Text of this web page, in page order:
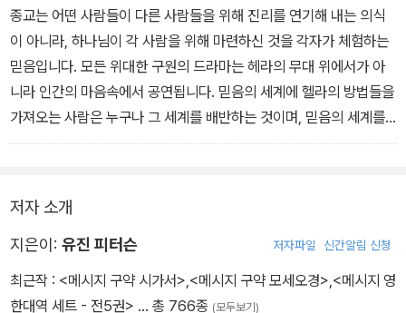
종교는 어떤 사람들이 다른 사람들을 위해 진리를 연기해 내는 의식
이 아니라, 하나님이 각 사람을 위해 마련하신 것을 각자가 체험하는
믿음입니다. 모든 위대한 구원의 드라마는 헤라의 무대 위에서가 아
니라 인간의 마음속에서 공연됩니다. 믿음의 세계에 헬라의 방법들을
가져오는 사람은 누구나 그 세계를 배반하는 것이며, 믿음의 세계를
참여의 대상이 아닌 하나의 이야깃거리로 만들어버릴 뿐만 아니라,
인가를 말해 주는 위치에 있게 됩니다. 사실 부모 자신의 감정은 그리
큰 문제가 안 됩니다. 자신은 찻길을 건너면서 자녀들에게는 찻길을
건너지 말라고 경고합니다. 자신은 성냥을 사용하면서 자녀들은 사용
하지 못하게 합니다. 자신은 자정까지 잠을 안 자고 있다가 다음 날 아
저자 소개
지은이: 유진 피터슨 저자파일 신간알림 신청
최근작 : <메시지 구약 시가서> <메시지 구약 모세오경> <메시지 영
한대역 세트 - 전5권> … 총 766종 (모두보기)